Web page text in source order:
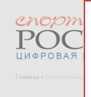
Главная »